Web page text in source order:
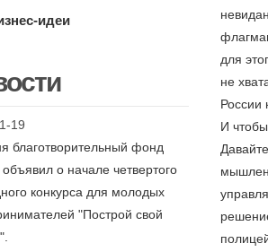
идеи
19
благотворительный фонд
о начале четвертого
конкурса для молодых
"Построй свой
для
не
России
И